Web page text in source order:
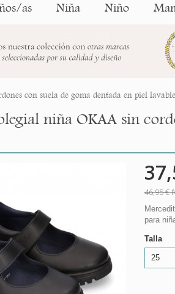
as Niña Niño
con suela de goma dentada en piel
niña OKAA sin
46,95 €
para
Talla
25